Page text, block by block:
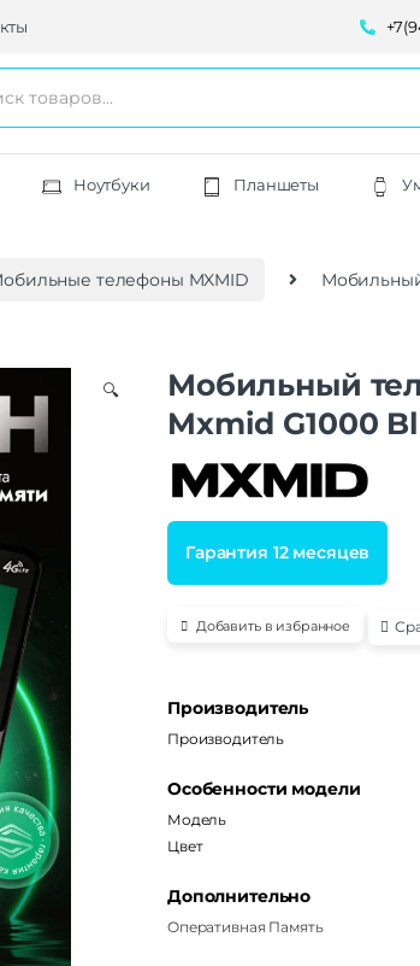
Ноутбуки Планшеты
телефоны MXMID
🔍
Мобильный
Mxmid G1000
Гарантия 12 месяцев
Добавить в избранное
Производитель
Производитель
Особенности модели
Модель
Цвет
Дополнительно
Оперативная Память